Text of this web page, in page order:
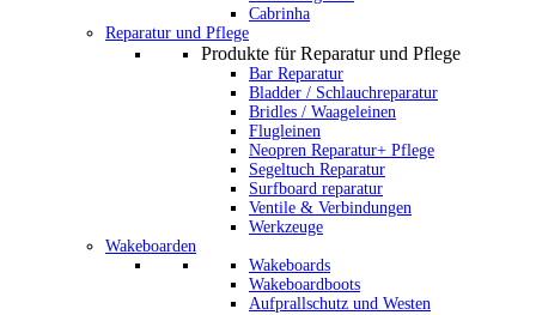
Cabrinha
Reparatur und Pflege
Produkte für Reparatur und Pflege
Bar Reparatur
Bladder / Schlauchreparatur
Bridles / Waageleinen
Flugleinen
Neopren Reparatur+ Pflege
Segeltuch Reparatur
Surfboard reparatur
Ventile & Verbindungen
Werkzeuge
Wakeboarden
Wakeboards
Wakeboardboots
Aufprallschutz und Westen